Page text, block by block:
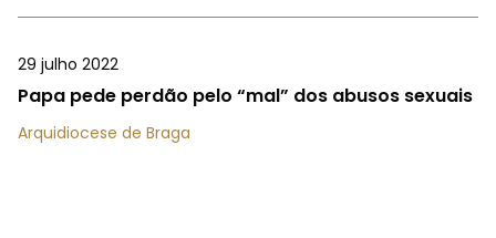
29 julho 2022
Papa pede perdão pelo “mal” dos abusos sexuais
Arquidiocese de Braga